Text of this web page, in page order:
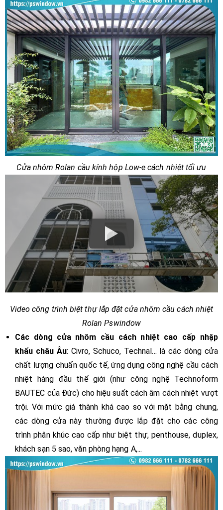
Cửa nhôm Rolan cầu kính hộp Low-e cách nhiệt tối ưu
Video công trình biệt thự lắp đặt cửa nhôm cầu cách nhiệt
Rolan Pswindow
Các dòng cửa nhôm cầu cách nhiệt cao cấp nhập
khẩu châu Âu: Civro, Schuco, Technal... là các dòng cửa
chất lượng chuẩn quốc tế, ứng dụng công nghệ cầu cách
nhiệt hàng đầu thế giới (như công nghệ Technoform
BAUTEC của Đức) cho hiệu suất cách âm cách nhiệt vượt
trội. Với mức giá thành khá cao so với mặt bằng chung,
các dòng cửa này thường được lắp đặt cho các công
trình phân khúc cao cấp như biệt thự, penthouse, duplex,
khách sạn 5 sao, văn phòng hạng A,...